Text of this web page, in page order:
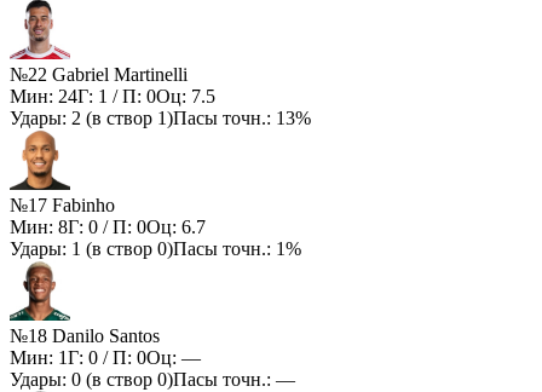
№22 Gabriel Martinelli
Мин: 24Г: 1 / П: 0Оц: 7.5
Удары: 2 (в створ 1)Пасы точн.: 13%
№17 Fabinho
Мин: 8Г: 0 / П: 0Оц: 6.7
Удары: 1 (в створ 0)Пасы точн.: 1%
№18 Danilo Santos
Мин: 1Г: 0 / П: 0Оц: —
Удары: 0 (в створ 0)Пасы точн.: —